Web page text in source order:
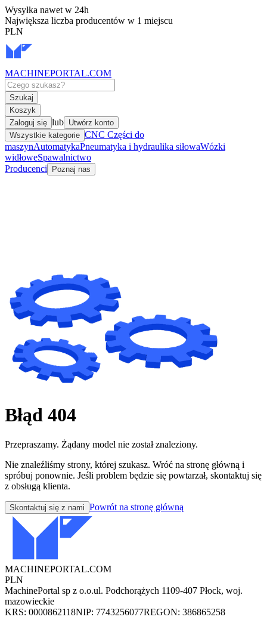
Wysyłka nawet w 24h
Największa liczba producentów w 1 miejscu
PLN
MACHINEPORTAL.COM
Szukaj
Koszyk
Zaloguj się lub Utwórz konto
Wszystkie kategorie CNC Części do
maszynAutomatykaPneumatyka i hydraulika siłowaWózki
widłoweSpawalnictwo
Producenci
Poznaj nas
Błąd 404
Przepraszamy. Żądany model nie został znaleziony.
Nie znaleźliśmy strony, której szukasz. Wróć na stronę główną i
spróbuj ponownie. Jeśli problem będzie się powtarzał, skontaktuj się
z obsługą klienta.
Skontaktuj się z nami Powrót na stronę główną
MACHINEPORTAL.COM
PLN
MachinePortal sp z o.o.ul. Podchorążych 1109-407 Płock, woj.
mazowieckie
KRS: 0000862118NIP: 7743256077REGON: 386865258